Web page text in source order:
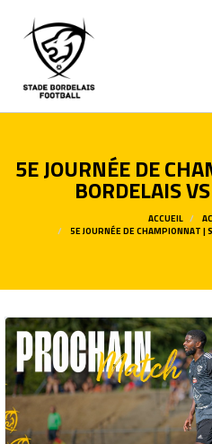
5E JOURNÉE DE
BORDELAIS
ACCUEIL
5E JOURNÉE DE CHAMPIONNAT |